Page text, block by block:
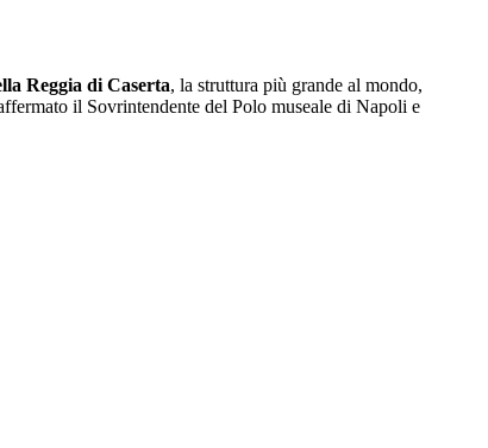
Reggia di Caserta, la struttura più grande al mondo,
il Sovrintendente del Polo museale di Napoli e